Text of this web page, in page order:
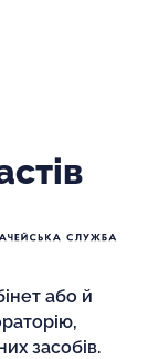
або й
засобів.